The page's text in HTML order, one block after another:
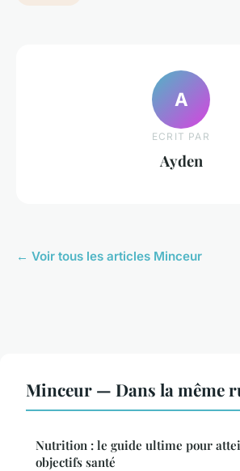
A
ECRIT PAR
Ayden
← Voir tous les articles Minceur
Minceur — Dans la même
Nutrition : le guide ultime pour
objectifs santé